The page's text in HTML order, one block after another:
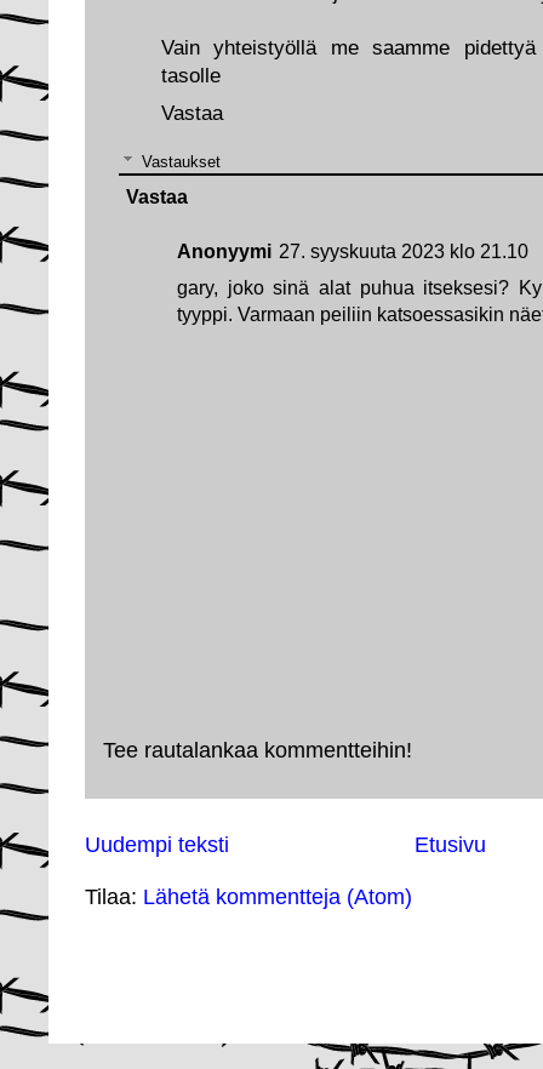
Vain yhteistyöllä me saamme
tasolle
Vastaa
Vastaukset
Anonyymi 27. syyskuuta 2023 klo 21.10
gary, joko sinä alat puhua itseksesi?
tyyppi. Varmaan peiliin katsoessasikin
Vastaa
Tee rautalankaa kommentteihin!
Uudempi teksti Etusivu
Tilaa: Lähetä kommentteja (Atom)